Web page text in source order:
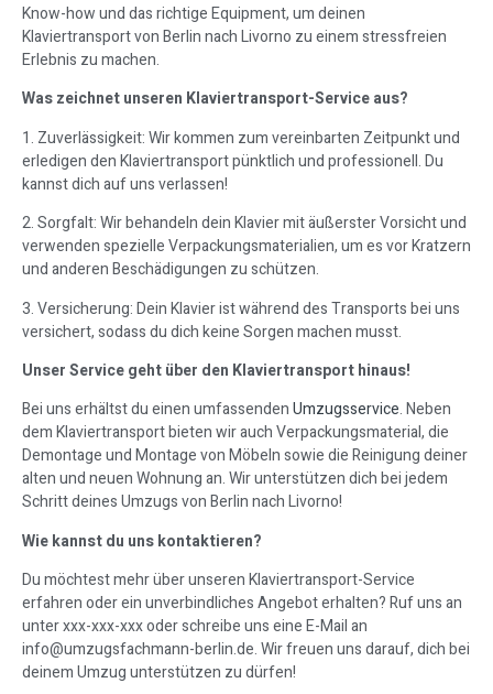
Know-how und das richtige Equipment, um deinen
Klaviertransport von Berlin nach Livorno zu einem stressfreien
Erlebnis zu machen.
Was zeichnet unseren Klaviertransport-Service aus?
1. Zuverlässigkeit: Wir kommen zum vereinbarten Zeitpunkt und
erledigen den Klaviertransport pünktlich und professionell. Du
kannst dich auf uns verlassen!
2. Sorgfalt: Wir behandeln dein Klavier mit äußerster Vorsicht und
verwenden spezielle Verpackungsmaterialien, um es vor Kratzern
und anderen Beschädigungen zu schützen.
3. Versicherung: Dein Klavier ist während des Transports bei uns
versichert, sodass du dich keine Sorgen machen musst.
Unser Service geht über den Klaviertransport hinaus!
Bei uns erhältst du einen umfassendenUmzugsservice. Neben
dem Klaviertransport bieten wir auch Verpackungsmaterial, die
Demontage und Montage von Möbeln sowie die Reinigung deiner
alten und neuen Wohnung an. Wir unterstützen dich bei jedem
Schritt deines Umzugs von Berlin nach Livorno!
Wie kannst du uns kontaktieren?
Du möchtest mehr über unseren Klaviertransport-Service
erfahren oder ein unverbindliches Angebot erhalten? Ruf uns an
unter xxx-xxx-xxx oder schreibe uns eine E-Mail an
info@umzugsfachmann-berlin.de. Wir freuen uns darauf, dich bei
deinem Umzug unterstützen zu dürfen!